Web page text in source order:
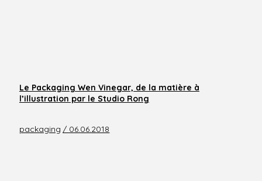
Le Packaging Wen Vinegar, de la matière à
l’illustration par le Studio Rong
packaging / 06.06.2018